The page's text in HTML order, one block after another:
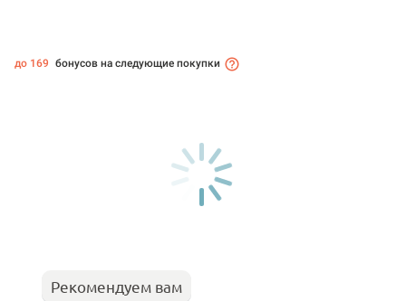
до 169 бонусов на следующие покупки
Рекомендуем вам